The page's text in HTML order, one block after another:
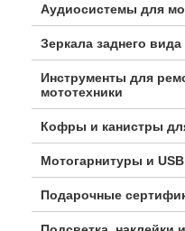
Аудиосистемы для
Зеркала заднего
Инструменты для
мототехники
Кофры и канистры
Мотогарнитуры и
Подарочные